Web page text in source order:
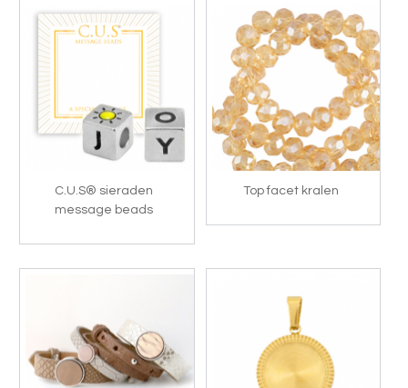
C.U.S® sieraden
message beads
Top facet kralen